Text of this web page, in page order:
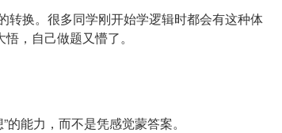
转换。很多同学刚开始学逻辑时都会有这种体
，自己做题又懵了。
能力，而不是凭感觉蒙答案。